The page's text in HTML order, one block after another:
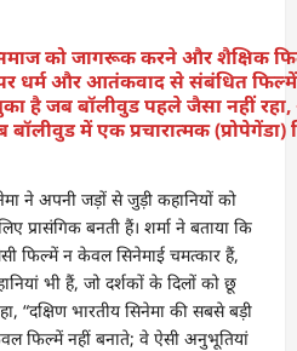
कोजागरूककरनेऔरशैक्षिक
धर्मऔरआतंकवादसेसंबंधितफिल्में
हैजबबॉलीवुडपहलेजैसानहीं
बॉलीवुडमेंएकप्रचारात्मक
ने अपनी जड़ों से जुड़ी कहानियों को
प्रासंगिक बनती हैं। शर्मा ने बताया कि
फिल्में न केवल सिनेमाई चमत्कार हैं,
भी हैं, जो दर्शकों के दिलों को छू
“दक्षिण भारतीय सिनेमा की सबसे बड़ी
फिल्में नहीं बनाते; वे ऐसी अनुभूतियां